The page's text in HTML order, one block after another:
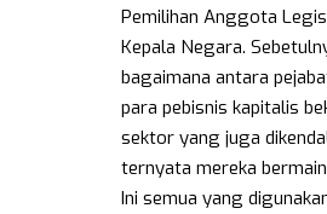
Pemilihan Anggota
Kepala Negara.
bagaimana antara
para pebisnis kapitalis
sektor yang juga
ternyata mereka
Ini semua yang